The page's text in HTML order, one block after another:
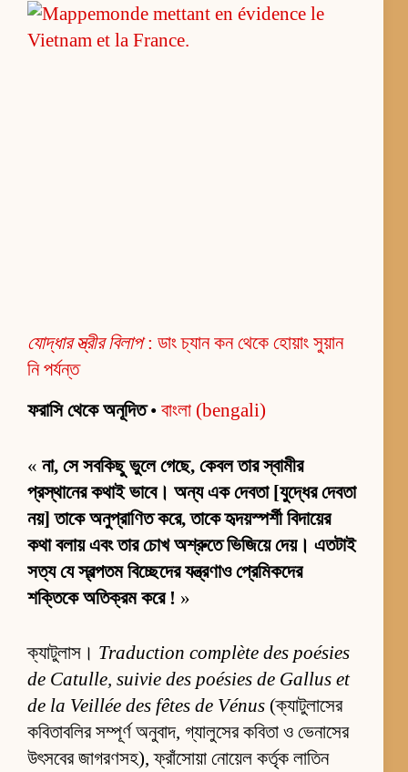
যোদ্ধার স্ত্রীর বিলাপ: ডাং চ্যান কন থেকে হোয়াং সুয়ান
নি পর্যন্ত
ফরাসি থেকে অনূদিত• বাংলা (bengali)
« না, সে সবকিছু ভুলে গেছে, কেবল তার স্বামীর
প্রস্থানের কথাই ভাবে। অন্য এক দেবতা [যুদ্ধের দেবতা
নয়] তাকে অনুপ্রাণিত করে, তাকে হৃদয়স্পর্শী বিদায়ের
কথা বলায় এবং তার চোখ অশ্রুতে ভিজিয়ে দেয়। এতটাই
সত্য যে স্বল্পতম বিচ্ছেদের যন্ত্রণাও প্রেমিকদের
শক্তিকে অতিক্রম করে ! »
ক্যাটুলাস। Traduction complète des poésies
de Catulle, suivie des poésies de Gallus et
de la Veillée des fêtes de Vénus (ক্যাটুলাসের
কবিতাবলির সম্পূর্ণ অনুবাদ, গ্যালুসের কবিতা ও ভেনাসের
উৎসবের জাগরণসহ), ফ্রাঁসোয়া নোয়েল কর্তৃক লাতিন